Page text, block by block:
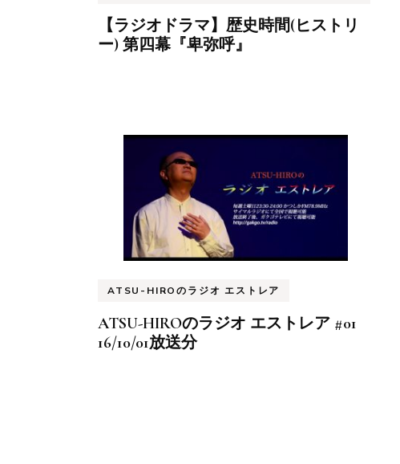
【ラジオドラマ】歴史時間(ヒストリ
ー) 第四幕『卑弥呼』
ATSU-HIROのラジオ エストレア
ATSU-HIROのラジオ エストレア #01
16/10/01放送分